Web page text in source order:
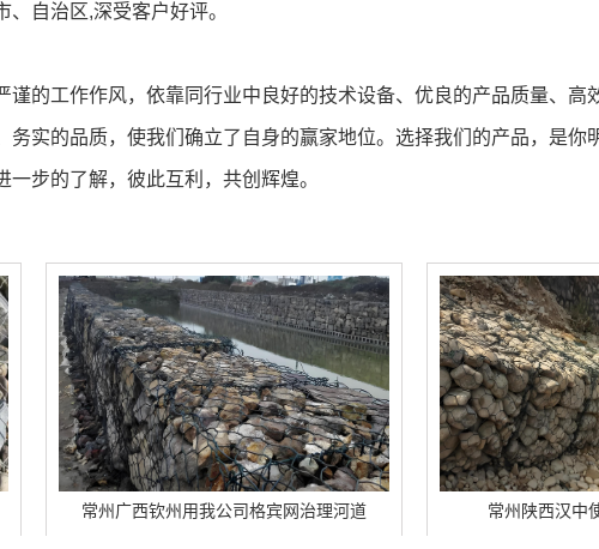
自治区,深受客户好评。
谨的工作作风，依靠同行业中良好的技术设备、优良的产品质量、高
务实的品质，使我们确立了自身的赢家地位。选择我们的产品，是你
一步的了解，彼此互利，共创辉煌。
西钦州用我公司格宾网治理河道 常州陕西汉中使用的格宾网护坡